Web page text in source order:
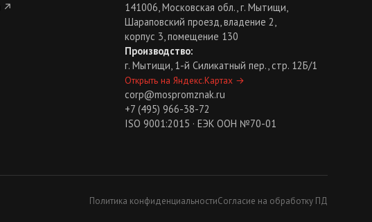
↗
141006, Московская обл., г. Мытищи,
Шараповский проезд, владение 2,
корпус 3, помещение 130
Производство:
г. Мытищи, 1-й Силикатный пер., стр. 12Б/1
Открыть на Яндекс.Картах →
corp@mospromznak.ru
+7 (495) 966-38-72
ISO 9001:2015 · ЕЭК ООН №70-01
Политика конфиденциальностиСогласие на обработку ПД